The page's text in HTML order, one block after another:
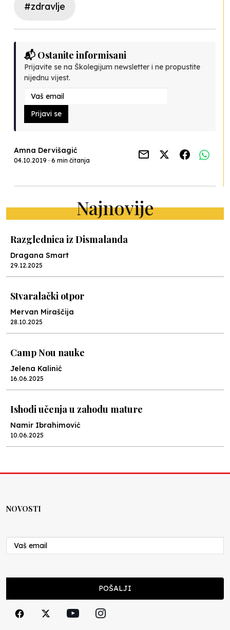
#zdravlje
📬 Ostanite informisani
Prijavite se na Školegijum newsletter i ne propustite
nijednu vijest.
Prijavi se
Amna Dervišagić
04.10.2019 · 6 min čitanja
Najnovije
Razglednica iz Dismalanda
Dragana Smart
29.12.2025
Stvaralački otpor
Mervan Miraščija
28.10.2025
Camp Nou nauke
Jelena Kalinić
16.06.2025
Ishodi učenja u zahodu mature
Namir Ibrahimović
10.06.2025
Nenad Veličković
29.10.2024
Cuke i djeca
NOVOSTI
POŠALJI